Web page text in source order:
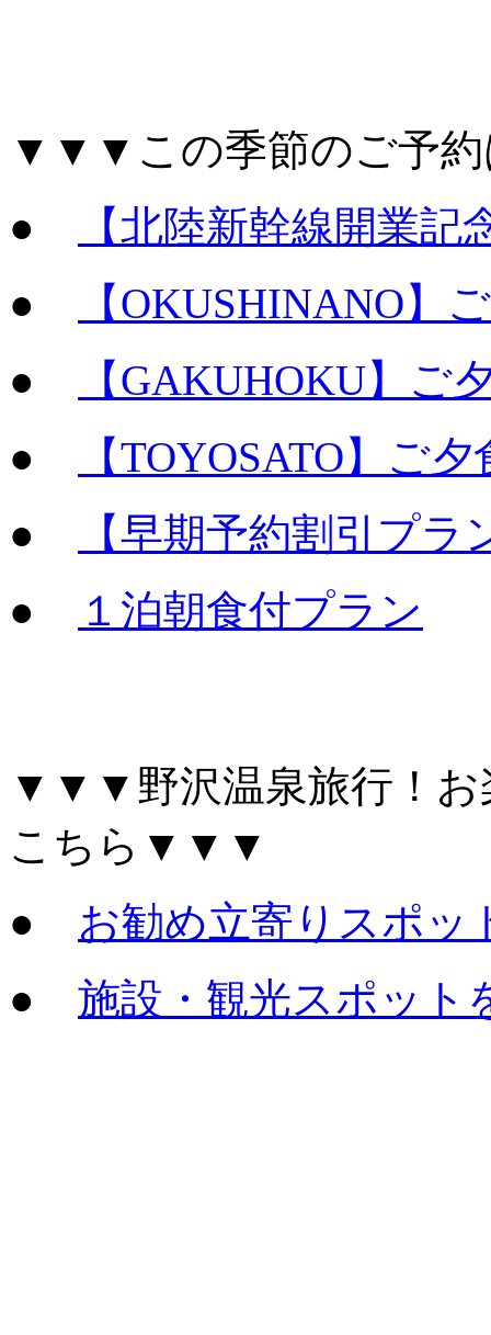
▼▼▼この季節のご予
●
【北陸新幹線開業
●
【OKUSHINANO】
●
【GAKUHOKU】ご
●
【TOYOSATO】ご
●
【早期予約割引プ
●
１泊朝食付プラン
▼▼▼野沢温泉旅行！お
こちら▼▼▼
● お勧め立寄りスポッ
● 施設・観光スポット